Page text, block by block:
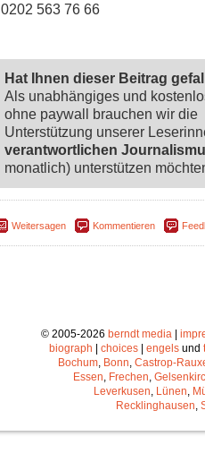
| 0202 563 76 66
Hat Ihnen dieser Beitrag
Als unabhängiges und
ohne paywall brauchen wir die
Unterstützung unserer
verantwortlichen
monatlich) unterstützen
Weitersagen Kommentieren
© 2005-2026 berndt media|
biograph
choices engels und
Bochum, Bonn, Castrop-
Essen, Frechen,
Leverkusen, Lünen,
Recklinghausen,